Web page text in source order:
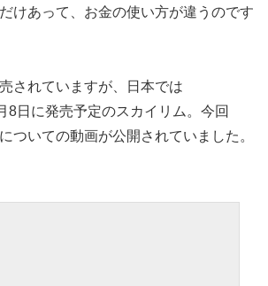
けあって、お金の使い方が違うのです
されていますが、日本では
8日に発売予定のスカイリム。今回
ついての動画が公開されていました。